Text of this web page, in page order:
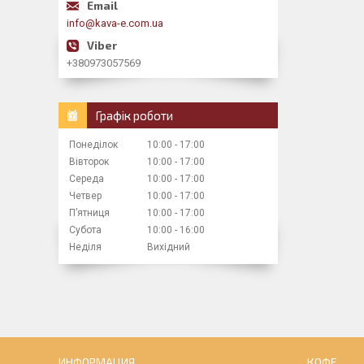
info@kava-e.com.ua
+380973057569
Графік роботи
Понеділок 10:00
17:00
Вівторок
10:00
17:00
Середа
10:00
17:00
Четвер
10:00
17:00
Пʼятниця
10:00
17:00
Субота
10:00
16:00
Неділя
Вихідний